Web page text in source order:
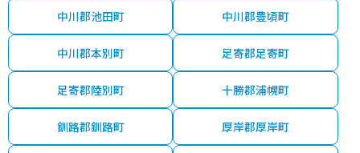
中川郡池田町 中川郡豊頃町
中川郡本別町 足寄郡足寄町
足寄郡陸別町 十勝郡浦幌町
釧路郡釧路町 厚岸郡厚岸町